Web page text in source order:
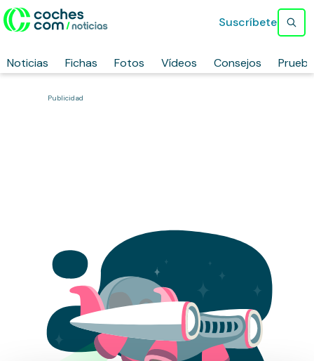
Noticias Fichas Fotos Vídeos Consejos
Suscríbete
Publicidad